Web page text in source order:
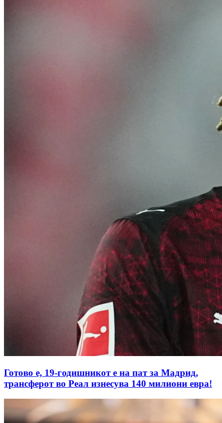
Готово е, 19-годишникот е на пат за Мадрид,
трансферот во Реал изнесува 140 милиони евра!